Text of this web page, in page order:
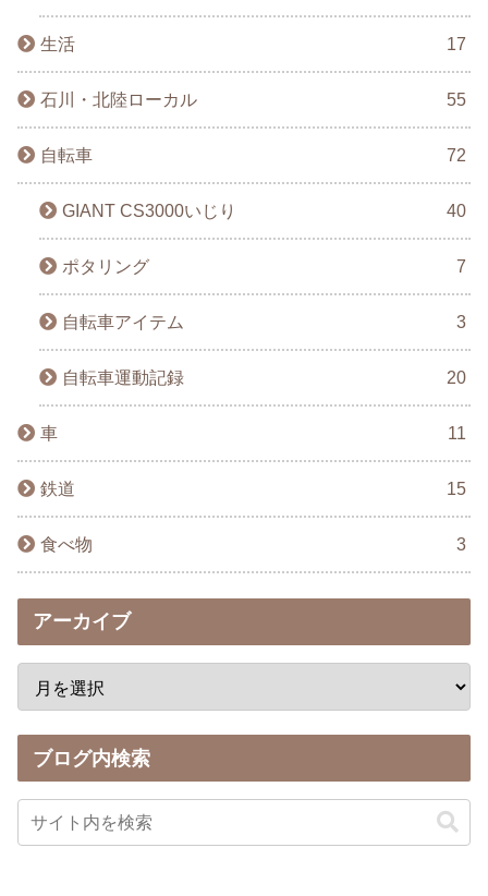
生活 17
石川・北陸ローカル 55
自転車 72
GIANT CS3000いじり 40
ポタリング 7
自転車アイテム 3
自転車運動記録 20
車 11
鉄道 15
食べ物 3
アーカイブ
ブログ内検索